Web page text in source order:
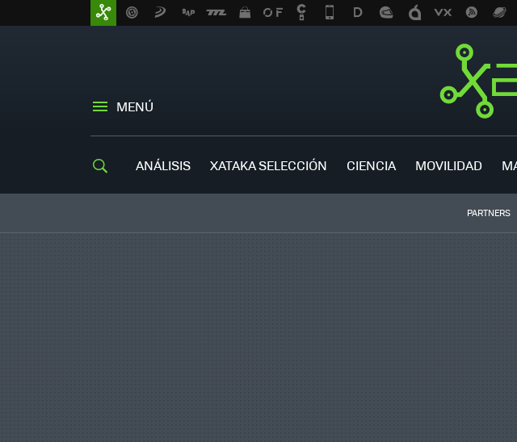
MENÚ
ANÁLISIS XATAKA SELECCIÓN CIENCIA MOVILIDAD
PARTNERS